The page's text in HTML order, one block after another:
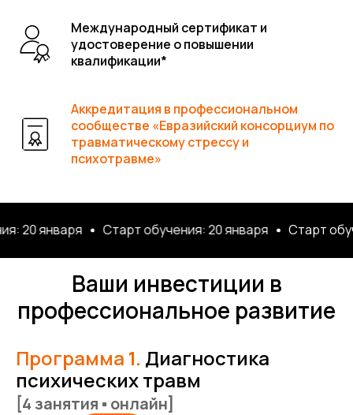
Международный сертификат и
удостоверение о повышении
квалификации*
Аккредитация в профессиональном
сообществе «Евразийский консорциум по
травматическому стрессу и
психотравме»
января Старт обучения: 20 января Старт
Ваши инвестиции в
профессиональное развитие
Программа 1. Диагностика
психических травм
[4 занятия ▪ онлайн]